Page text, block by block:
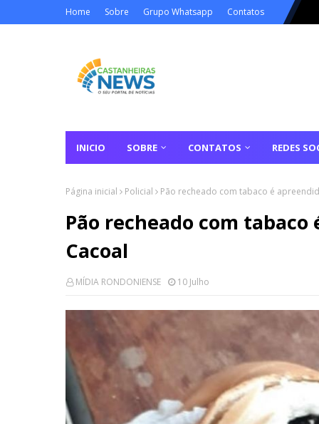
Home Sobre Grupo Whatsapp Contatos
INICIO SOBRE CONTATOS REDES
Página inicial Policial Pão recheado com tabaco é
Pão recheado com
Cacoal
MÍDIA RONDONIENSE 10 Julho